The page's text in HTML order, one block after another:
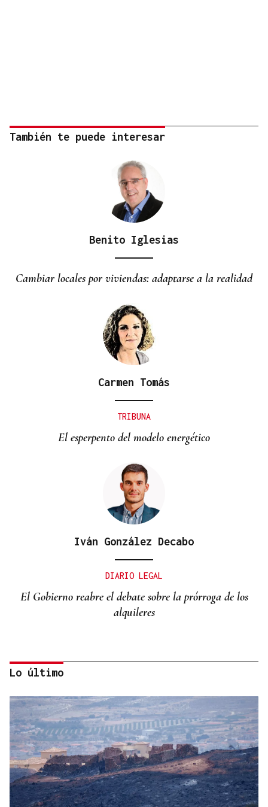
También te puede interesar
Benito Iglesias
Cambiar locales por viviendas: adaptarse a la realidad
Carmen Tomás
TRIBUNA
El esperpento del modelo energético
Iván González Decabo
DIARIO LEGAL
El Gobierno reabre el debate sobre la prórroga de los
alquileres
Miguel Abad Vila
TRIBUNA
Una crisis migratoria y una crisis sanitaria
Lo último